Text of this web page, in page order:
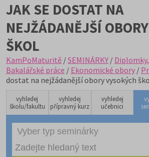
JAK SE DOSTAT NA
NEJŽÁDANĚJŠÍ
ŠKOL
KamPoMaturitě /SEMINÁRKY /
Bakalářské práce / Ekonomické obory /
dostat na nejžádanější obory vysokých
vyhledej
školu/fakultu
vyhledej
přípravný kurz
vyhledej
učebnici